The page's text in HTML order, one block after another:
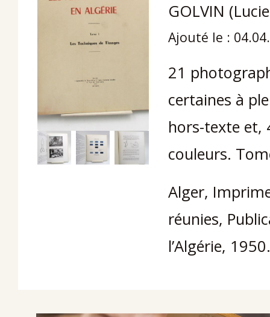
GOLVIN
Ajouté le :
21
certaines à
hors-texte et,
couleurs.
Alger,
réunies,
l’Algérie,